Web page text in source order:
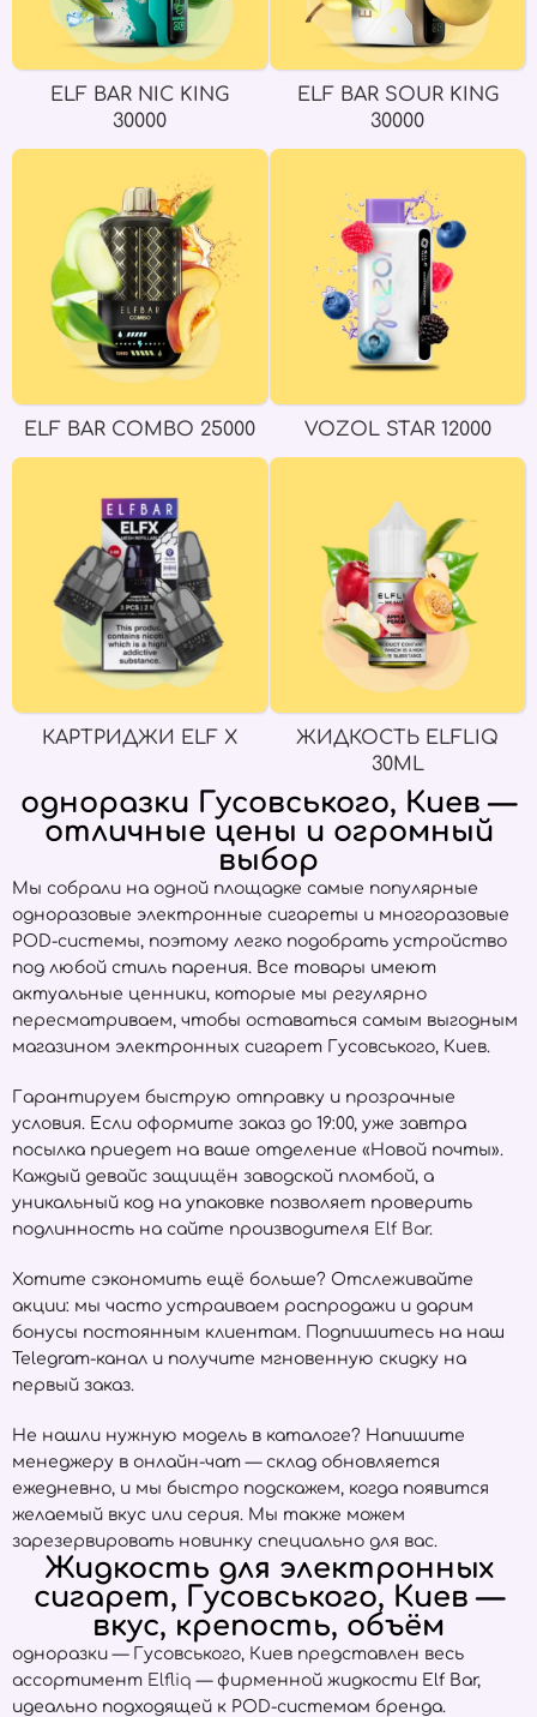
ELF BAR NIC KING
30000
ELF BAR SOUR KING
30000
ELF BAR COMBO 25000 VOZOL STAR 12000
КАРТРИДЖИ ELF X
ЖИДКОСТЬ ELFLIQ
30ML
одноразки Гусовського, Киев —
отличные цены и огромный
выбор
Мы собрали на одной площадке самые популярные
одноразовые электронные сигареты и многоразовые
POD-системы, поэтому легко подобрать устройство
под любой стиль парения. Все товары имеют
актуальные ценники, которые мы регулярно
пересматриваем, чтобы оставаться самым выгодным
магазином электронных сигарет Гусовського, Киев.
Гарантируем быструю отправку и прозрачные
условия. Если оформите заказ до 19:00, уже завтра
посылка приедет на ваше отделение «Новой почты».
Каждый девайс защищён заводской пломбой, а
уникальный код на упаковке позволяет проверить
подлинность на сайте производителя Elf Bar.
Хотите сэкономить ещё больше? Отслеживайте
акции: мы часто устраиваем распродажи и дарим
бонусы постоянным клиентам. Подпишитесь на наш
Telegram-канал и получите мгновенную скидку на
первый заказ.
Не нашли нужную модель в каталоге? Напишите
менеджеру в онлайн-чат — склад обновляется
ежедневно, и мы быстро подскажем, когда появится
желаемый вкус или серия. Мы также можем
зарезервировать новинку специально для вас.
Жидкость для электронных
сигарет, Гусовського, Киев —
вкус, крепость, объём
одноразки — Гусовського, Киев представлен весь
ассортимент Elfliq — фирменной жидкости Elf Bar,
идеально подходящей к POD-системам бренда.